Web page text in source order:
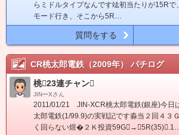
らミドルタイプなんです竑初当たりが15Rで
モード行き、そこから5R…
質問をする
CR桃太郎電鉄（2009年）
パチログ
桃23連チャン
JINーXさん
2011/01/21 JIN-XCR桃太郎電鉄(銀座)今日
太郎電鉄(1/99.9)の実戦記です淼当２回４３
く回らない煜�２Ｋ投資